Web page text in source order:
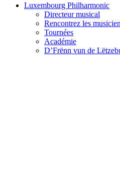
Luxembourg Philharmonic
Directeur musical
Rencontrez les
Tournées
Académie
D’Frënn vun de